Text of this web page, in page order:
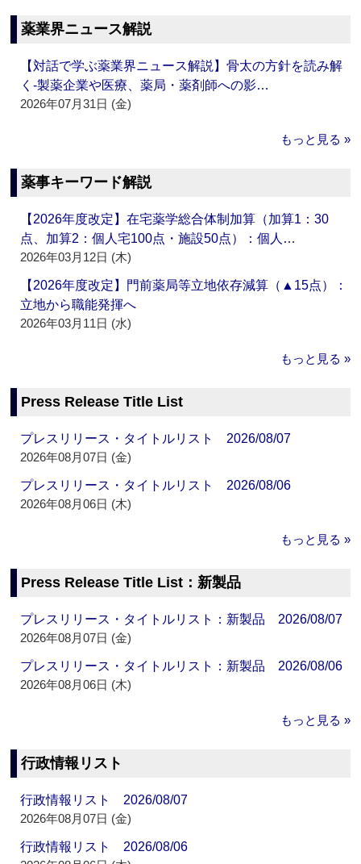
薬業界ニュース解説
【対話で学ぶ薬業界ニュース解説】骨太の方針を読み解
く‐製薬企業や医療、薬局・薬剤師への影…
2026年07月31日 (金)
もっと見る »
薬事キーワード解説
【2026年度改定】在宅薬学総合体制加算（加算1：30
点、加算2：個人宅100点・施設50点）：個人…
2026年03月12日 (木)
【2026年度改定】門前薬局等立地依存減算（▲15点）：
立地から職能発揮へ
2026年03月11日 (水)
もっと見る »
Press Release Title List
プレスリリース・タイトルリスト 2026/08/07
2026年08月07日 (金)
プレスリリース・タイトルリスト 2026/08/06
2026年08月06日 (木)
もっと見る »
Press Release Title List：新製品
プレスリリース・タイトルリスト：新製品 2026/08/07
2026年08月07日 (金)
プレスリリース・タイトルリスト：新製品 2026/08/06
2026年08月06日 (木)
もっと見る »
行政情報リスト
行政情報リスト 2026/08/07
2026年08月07日 (金)
行政情報リスト 2026/08/06